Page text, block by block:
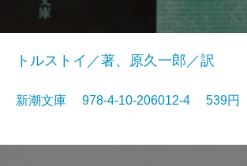
トルストイ／著、原久一郎／訳
新潮文庫 978-4-10-206012-4 539円